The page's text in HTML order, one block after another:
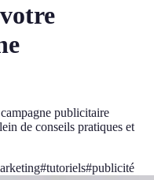
publicitaire
de conseils pratiques et
#tutoriels#publicité